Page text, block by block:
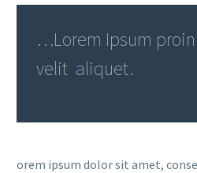
…Lorem Ipsum
velit aliquet.
orem ipsum dolor sit amet,